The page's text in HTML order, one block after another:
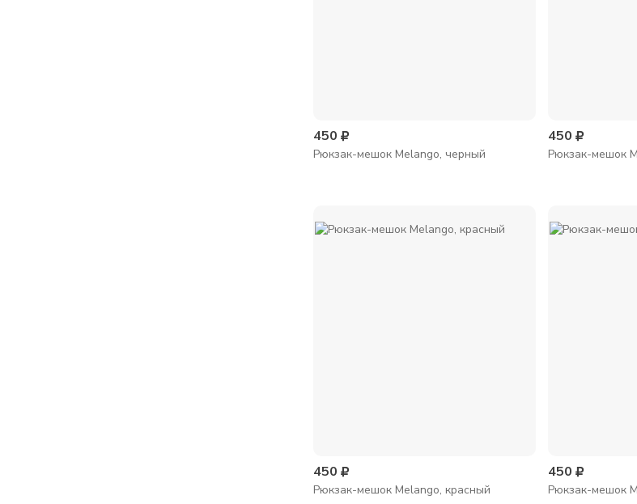
450
Рюкзак-мешок Melango, черный
450
Рюкзак-мешок
450
Рюкзак-мешок Melango, красный
450
Рюкзак-мешок